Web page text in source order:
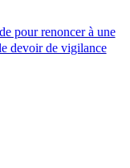
pour renoncer à une
devoir de vigilance